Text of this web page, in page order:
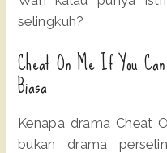
selingkuh?
Cheat On Me If You
Biasa
Kenapa drama Cheat
bukan drama